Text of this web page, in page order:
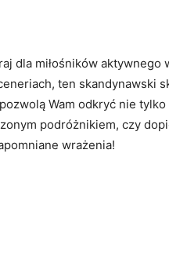
dla miłośników
ten skandynawski
Wam odkryć nie tylko
podróżnikiem, ‍czy
wrażenia!